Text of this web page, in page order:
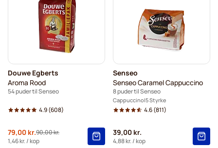
1 =45,10 kr.
Douwe Egberts
Aroma Rood
54 puder til Senseo
4.9(608)
Tilbudspris
79,00 kr.Normalpris
90,00 kr.
1,46 kr./ kop
Senseo
Senseo Caramel Cappuccino
8 puder til Senseo
Cappuccino 5 Styrke
4.6(811)
39,00 kr.
4,88 kr./ kop